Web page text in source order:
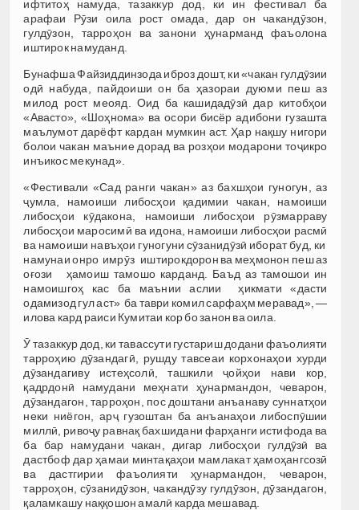
ифтитоҳ намуда, тазаккур дод, ки ин фестивал ба
арафаи Рӯзи оила рост омада, дар он чакандӯзон,
гулдӯзон, тарроҳон ва занони ҳунарманд фаъолона
иштирок намуданд.
Бунафша Файзиддинзода иброз дошт, ки «чакан гулдӯзии
одӣ набуда, пайдоиши он ба ҳазораи дуюми пеш аз
милод рост меояд. Оид ба кашидадӯзӣ дар китобҳои
«Авасто», «Шоҳнома» ва осори бисёр адибони гузашта
маълумот дарёфт кардан мумкин аст. Ҳар нақшу нигори
болои чакан маъние дорад ва розҳои модарони тоҷикро
инъикос мекунад».
«Фестивали «Сад ранги чакан» аз бахшҳои гуногун, аз
ҷумла, намоиши либосҳои қадимии чакан, намоиши
либосҳои кӯдакона, намоиши либосҳои рӯзмарраву
либосҳои маросимӣ ва идона, намоиши либосҳои расмӣ
ва намоиши навъҳои гуногуни сӯзанидӯзӣ иборат буд, ки
намунаи онро имрӯз иштирокдорон ва меҳмонон пеш аз
оғози ҳамоиш тамошо карданд. Баъд аз тамошои ин
намоишгоҳ кас ба маънии аслии ҳикмати «дасти
одамизод гул аст» ба таври комил сарфаҳм меравад», —
илова кард раиси Кумитаи кор бо занон ва оила.
Ӯ тазаккур дод, ки тавассути густариш додани фаъолияти
тарроҳию дӯзандагӣ, рушду тавсеаи корхонаҳои хурди
дӯзандагиву истеҳсолӣ, ташкили ҷойҳои нави кор,
қадрдонӣ намудани меҳнати ҳунармандон, чеварон,
дӯзандагон, тарроҳон, пос доштани анъанаву суннатҳои
неки ниёгон, арҷ гузоштан ба анъанаҳои либоспӯшии
миллӣ, ривоҷу равнақ бахшидани фарҳанги истифода ва
ба бар намудани чакан, дигар либосҳои гулдӯзӣ ва
дастбоф дар ҳамаи минтақаҳои мамлакат ҳамоҳангсозӣ
ва дастгирии фаъолияти ҳунармандон, чеварон,
тарроҳон, сӯзанидӯзон, чакандӯзу гулдӯзон, дӯзандагон,
қаламкашу наққошон амалӣ карда мешавад.